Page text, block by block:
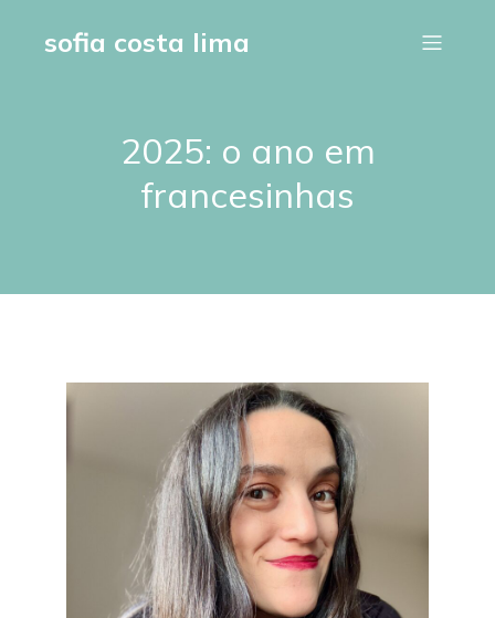
sofia costa lima
2025: o ano em
francesinhas